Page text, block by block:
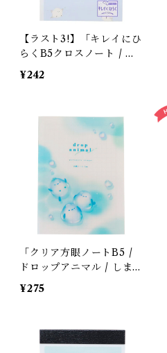
【ラスト3!】「キレイにひ
らくB5クロスノート / ジ
ューシーなシマエナガ / 6.
5mm罫線」シマエナガの
気!】【生産終了・在庫限
¥242
「クリア方眼ノートB5 /
ドロップアニマル / しま
えなが」シマエナガの半透
明表紙ノート / クーリア
¥275